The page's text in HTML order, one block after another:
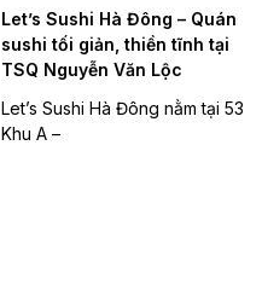
Let’s Sushi Hà Đông – Quán
sushi tối giản, thiền tĩnh tại
TSQ Nguyễn Văn Lộc
Let’s Sushi Hà Đông nằm tại 53
Khu A –